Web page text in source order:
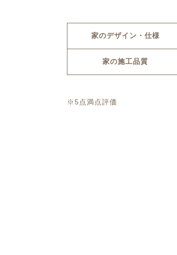
家のデザイン・仕様
家の施工品質
※5点満点評価